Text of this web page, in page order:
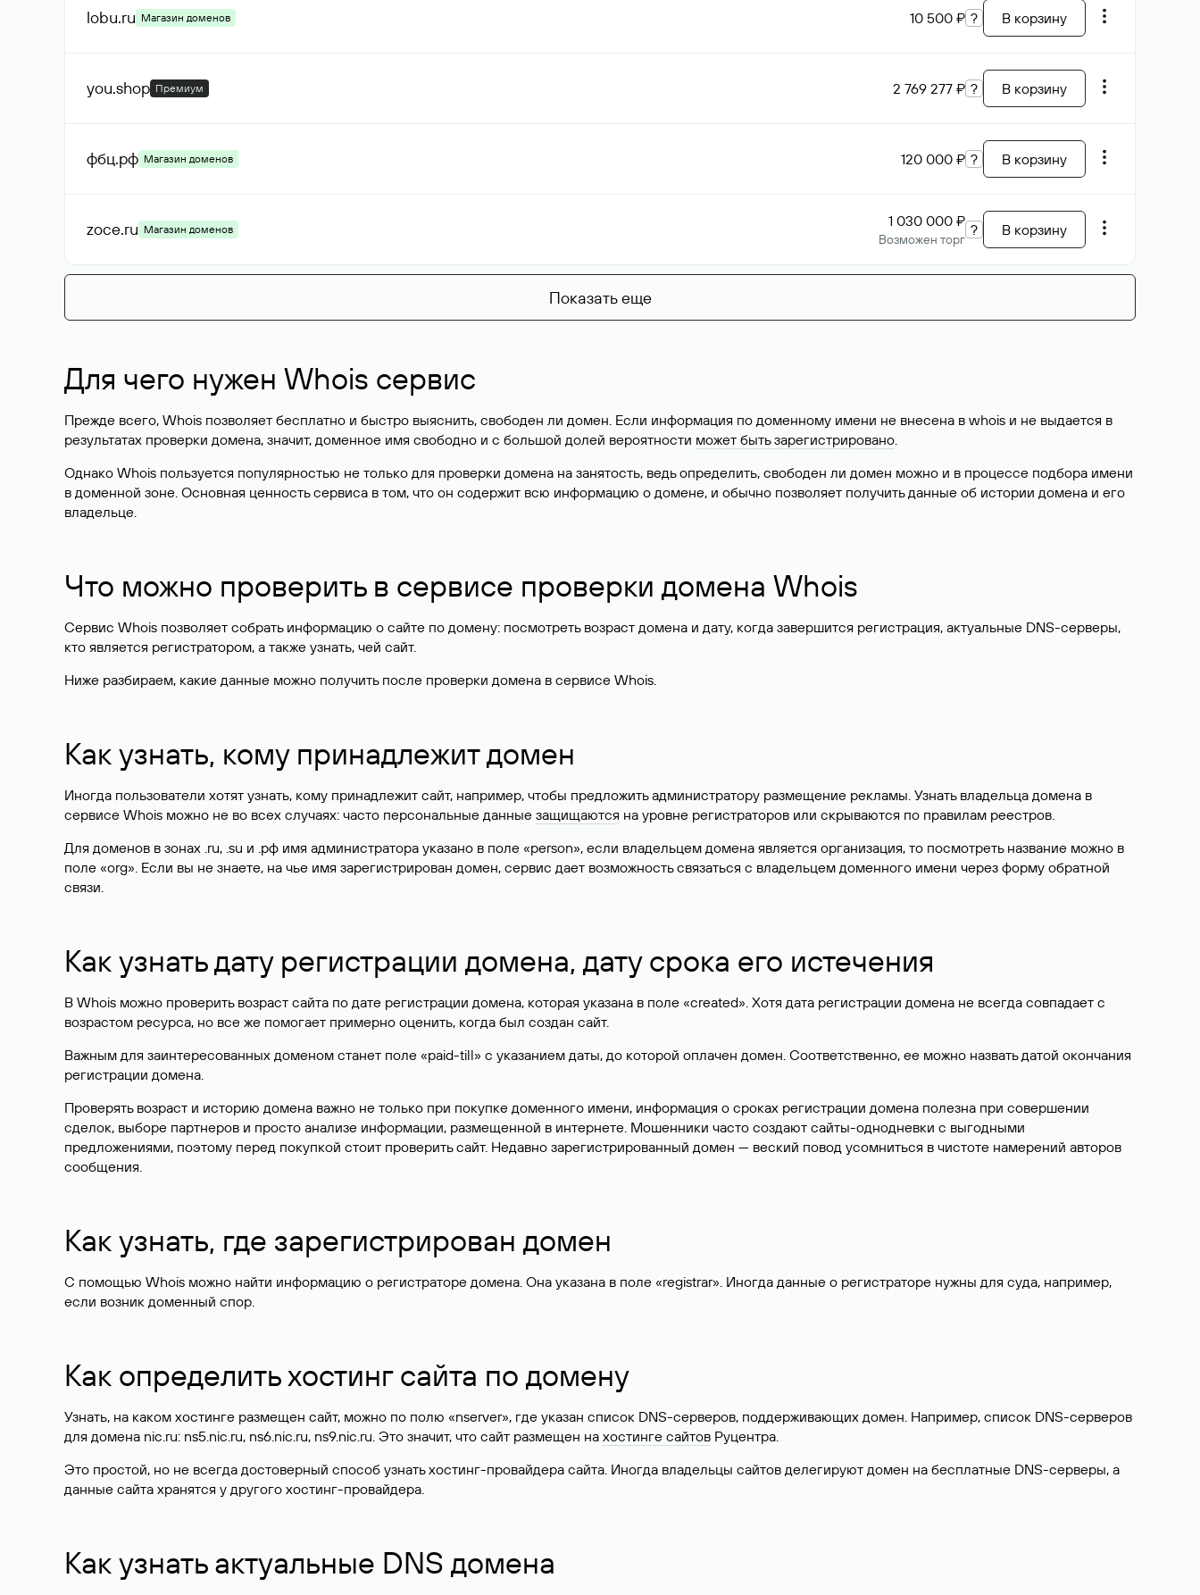
lobu.ru Магазин доменов 10 500 ₽ ? В корзину
you.shop Премиум 2 769 277 ₽ ? В корзину
фбц.рф Магазин доменов 120 000 ₽ ? В корзину
zoce.ru Магазин доменов 1 030 000 ₽
Возможен торг
? В корзину
Показать еще
Для чего нужен Whois сервис
Прежде всего, Whois позволяет бесплатно и быстро выяснить, свободен ли домен. Если информация по доменному имени не внесена в whois и не выдается в
результатах проверки домена, значит, доменное имя свободно и с большой долей вероятности может быть зарегистрировано.
Однако Whois пользуется популярностью не только для проверки домена на занятость, ведь определить, свободен ли домен можно и в процессе подбора имени
в доменной зоне. Основная ценность сервиса в том, что он содержит всю информацию о домене, и обычно позволяет получить данные об истории домена и его
владельце.
Что можно проверить в сервисе проверки домена Whois
Сервис Whois позволяет собрать информацию о сайте по домену: посмотреть возраст домена и дату, когда завершится регистрация, актуальные DNS-серверы,
кто является регистратором, а также узнать, чей сайт.
Ниже разбираем, какие данные можно получить после проверки домена в сервисе Whois.
Как узнать, кому принадлежит домен
Иногда пользователи хотят узнать, кому принадлежит сайт, например, чтобы предложить администратору размещение рекламы. Узнать владельца домена в
сервисе Whois можно не во всех случаях: часто персональные данные защищаются на уровне регистраторов или скрываются по правилам реестров.
Для доменов в зонах .ru, .su и .рф имя администратора указано в поле «person», если владельцем домена является организация, то посмотреть название можно в
поле «org». Если вы не знаете, на чье имя зарегистрирован домен, сервис дает возможность связаться с владельцем доменного имени через форму обратной
связи.
Как узнать дату регистрации домена, дату срока его истечения
В Whois можно проверить возраст сайта по дате регистрации домена, которая указана в поле «created». Хотя дата регистрации домена не всегда совпадает с
возрастом ресурса, но все же помогает примерно оценить, когда был создан сайт.
Важным для заинтересованных доменом станет поле «paid-till» с указанием даты, до которой оплачен домен. Соответственно, ее можно назвать датой окончания
регистрации домена.
Проверять возраст и историю домена важно не только при покупке доменного имени, информация о сроках регистрации домена полезна при совершении
сделок, выборе партнеров и просто анализе информации, размещенной в интернете. Мошенники часто создают сайты-однодневки с выгодными
предложениями, поэтому перед покупкой стоит проверить сайт. Недавно зарегистрированный домен — веский повод усомниться в чистоте намерений авторов
сообщения.
Как узнать, где зарегистрирован домен
С помощью Whois можно найти информацию о регистраторе домена. Она указана в поле «registrar». Иногда данные о регистраторе нужны для суда, например,
если возник доменный спор.
Как определить хостинг сайта по домену
Узнать, на каком хостинге размещен сайт, можно по полю «nserver», где указан список DNS-серверов, поддерживающих домен. Например, список DNS-серверов
для домена nic.ru: ns5.nic.ru, ns6.nic.ru, ns9.nic.ru. Это значит, что сайт размещен на хостинге сайтов Руцентра.
Это простой, но не всегда достоверный способ узнать хостинг-провайдера сайта. Иногда владельцы сайтов делегируют домен на бесплатные DNS-серверы, а
данные сайта хранятся у другого хостинг-провайдера.
Как узнать актуальные DNS домена